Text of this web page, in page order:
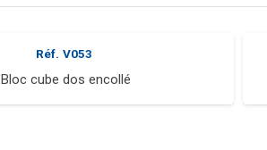
Réf. V053
Bloc cube dos encollé